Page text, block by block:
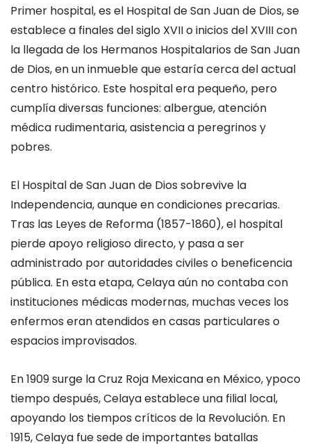
Primer hospital, es el Hospital de San Juan de Dios,se
establece a finales del siglo XVII o inicios del XVIII con
la llegada de los Hermanos Hospitalarios de San Juan
de Dios, en un inmueble que estaría cerca del actual
centro histórico. Este hospital era pequeño, pero
cumplíadiversas funciones: albergue, atención
médica rudimentaria, asistencia a peregrinos y
pobres.
El Hospital de San Juan de Dios sobrevive la
Independencia, aunque en condiciones precarias.
Tras las Leyes de Reforma (1857-1860), el hospital
pierde apoyo religioso directo,y pasa a ser
administrado por autoridades civiles o beneficencia
pública. En esta etapa, Celaya aún no contaba con
instituciones médicas modernas, muchas veces los
enfermos eran atendidos encasas particulares o
espacios improvisados.
En 1909 surge laCruz Roja Mexicanaen México, ypoco
tiempo después,Celaya establece una filial local,
apoyando los tiempos críticos de la Revolución. En
1915,Celaya fue sede de importantes batallas